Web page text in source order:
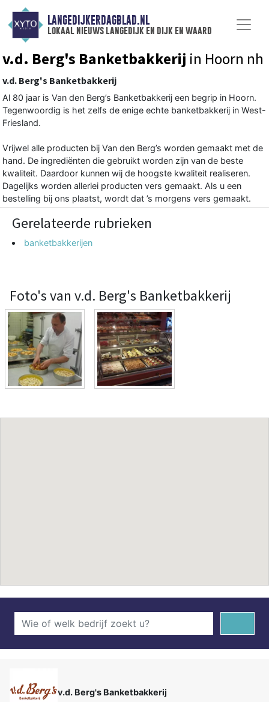
LANGEDIJKERDAGBLAD.NL
lokaal nieuws langedijk en dijk en waard
v.d. Berg's Banketbakkerij in Hoorn nh
v.d. Berg's Banketbakkerij
Al 80 jaar is Van den Berg’s Banketbakkerij een begrip in Hoorn.
Tegenwoordig is het zelfs de enige echte banketbakkerij in West-
Friesland.
Vrijwel alle producten bij Van den Berg’s worden gemaakt met de
hand. De ingrediënten die gebruikt worden zijn van de beste
kwaliteit. Daardoor kunnen wij de hoogste kwaliteit realiseren.
Dagelijks worden allerlei producten vers gemaakt. Als u een
bestelling bij ons plaatst, wordt dat ’s morgens vers gemaakt.
Gerelateerde rubrieken
banketbakkerijen
Foto's van v.d. Berg's Banketbakkerij
v.d. Berg's Banketbakkerij